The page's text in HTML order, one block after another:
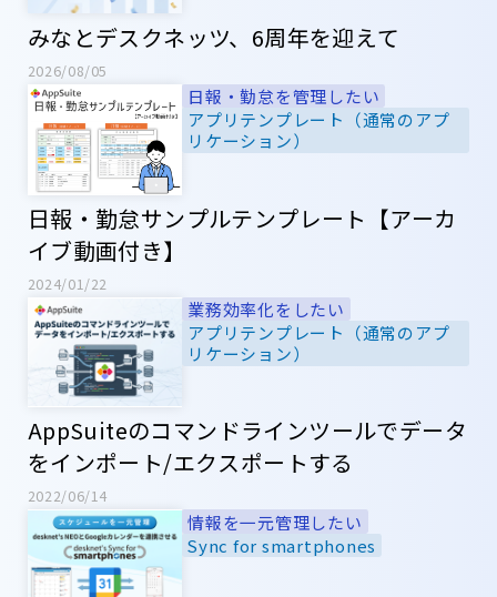
みなとデスクネッツ、6周年を迎えて
2026/08/05
日報・勤怠を管理したい
アプリテンプレート（通常のアプ
リケーション）
日報・勤怠サンプルテンプレート【アーカ
イブ動画付き】
2024/01/22
業務効率化をしたい
アプリテンプレート（通常のアプ
リケーション）
AppSuiteのコマンドラインツールでデータ
をインポート/エクスポートする
2022/06/14
情報を一元管理したい
Sync for smartphones